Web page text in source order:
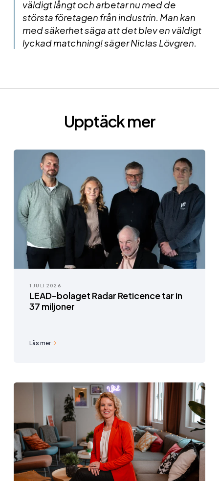
väldigt långt och arbetar nu med de
största företagen från industrin. Man kan
med säkerhet säga att det blev en väldigt
lyckad matchning! säger Niclas Lövgren.
Upptäck mer
1 JULI 2026
LEAD-bolaget Radar Reticence tar in
37 miljoner
Läs mer